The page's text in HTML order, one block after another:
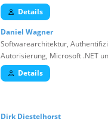
Details
Daniel Wagner
Softwarearchitektur,
Autorisierung, Microsoft .NET
Details
Dirk Diestelhorst